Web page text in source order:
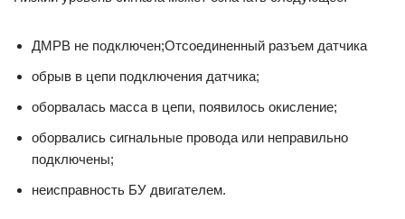
ДМРВ не подключен;Отсоединенный разъем датчика
обрыв в цепи подключения датчика;
оборвалась масса в цепи, появилось окисление;
оборвались сигнальные провода или неправильно
подключены;
неисправность БУ двигателем.